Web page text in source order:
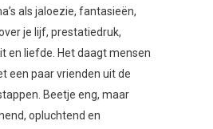
als jaloezie, fantasieën,
je lijf, prestatiedruk,
en liefde. Het daagt mensen
een paar vrienden uit de
Beetje eng, maar
opluchtend en